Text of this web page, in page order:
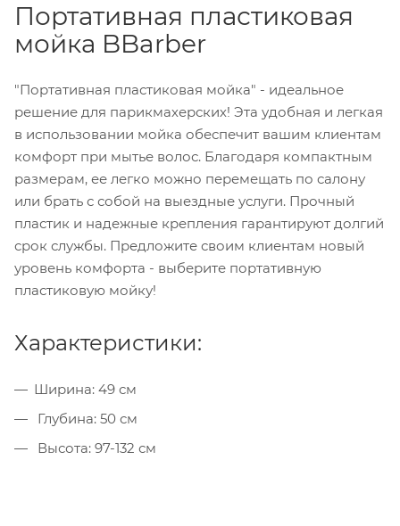
Портативная пластиковая
мойка BBarber
"Портативная пластиковая мойка" - идеальное
решение для парикмахерских! Эта удобная и легкая
в использовании мойка обеспечит вашим клиентам
комфорт при мытье волос. Благодаря компактным
размерам, ее легко можно перемещать по салону
или брать с собой на выездные услуги. Прочный
пластик и надежные крепления гарантируют долгий
срок службы. Предложите своим клиентам новый
уровень комфорта - выберите портативную
пластиковую мойку!
Характеристики:
Ширина: 49 см
Глубина: 50 см
Высота: 97-132 см